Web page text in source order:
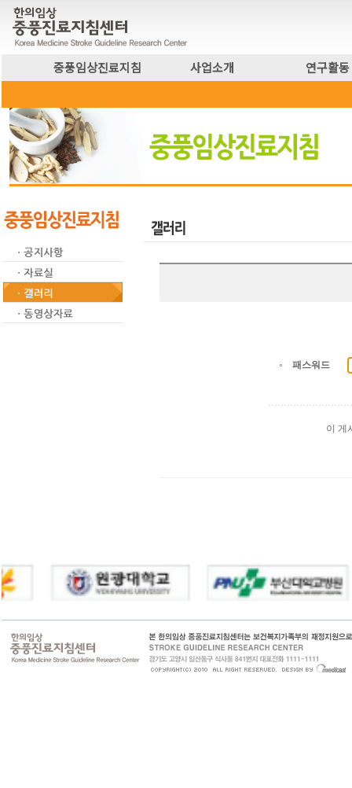
중풍임상진료지침 사업소개 연구활동
패스워드
이 게